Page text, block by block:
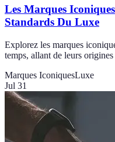
Les Marques
Standards Du Luxe
Explorez les marques
temps, allant de leurs
Marques IconiquesLuxe
Jul 31